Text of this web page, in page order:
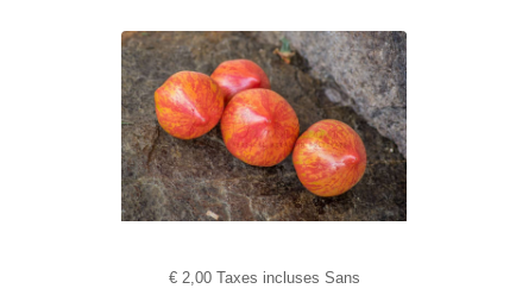
€2,00 Taxes incluses Sans